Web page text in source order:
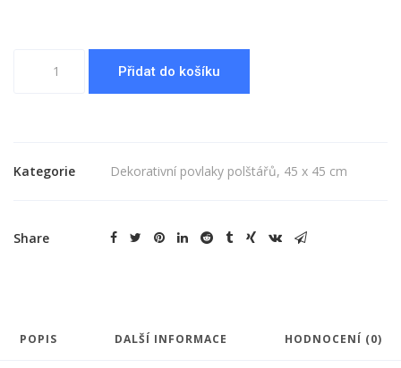
polštářku
45
množství
Přidat do košíku
Kategorie Dekorativní povlaky polštářů, 45 x 45 cm
Share
POPIS DALŠÍ INFORMACE HODNOCENÍ (0)